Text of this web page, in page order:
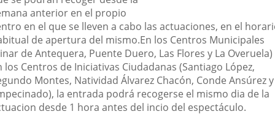
anterior en el propio
en el que se lleven a cabo las actuaciones, en el
de apertura del mismo.En los Centros Municipales
de Antequera, Puente Duero, Las Flores y La Overuela)
los Centros de Iniciativas Ciudadanas (Santiago López,
Montes, Natividad Álvarez Chacón, Conde Ansúrez y
la entrada podrá recogerse el mismo dia de la
desde 1 hora antes del incio del espectáculo.